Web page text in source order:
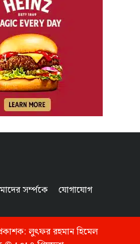
সর্ম্পকে যোগাযোগ
লুৎফর রহমান হিমেল